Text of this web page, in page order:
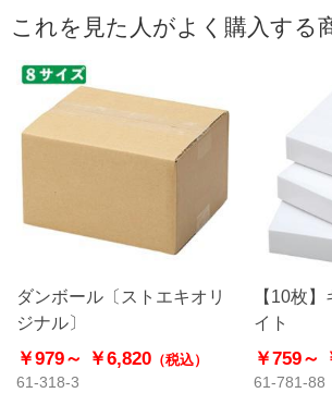
これを見た人がよく購入する
ダンボール〔ストエキオリ
ジナル〕
￥979～ ￥6,820 （税込）
61-318-3
【10枚
イト
￥759～
61-781-88